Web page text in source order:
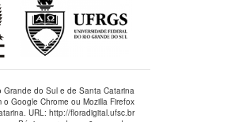
Grande do Sul e de Santa Catarina
Google Chrome ou Mozilla Firefox
URL: http://floradigital.ufsc.br